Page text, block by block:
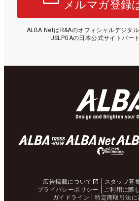
メルマガ登録
ALBA NetはR&Aのオフィシャルデジタ
USLPGAの日本公式サイトパー
広告掲載について スタッフ募
プライバシーポリシー
ご利用に際
ガイドライン
特定商取引法